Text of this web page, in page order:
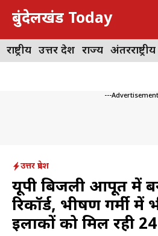
Skip
content
बुंदेलखंड Today
राष्ट्रीय उत्तर प्रदेश राज्य अंतरराष्ट्रीय
---
उत्तर प्रदेश
यूपी बिजली आपूर्ति में
रिकॉर्ड, भीषण गर्मी में
इलाकों को मिल रही